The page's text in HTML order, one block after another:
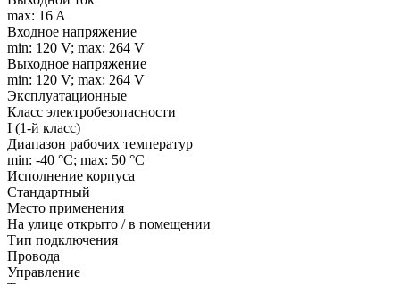
max: 16 A
Входное напряжение
min: 120 V; max: 264 V
Выходное напряжение
min: 120 V; max: 264 V
Эксплуатационные
Класс электробезопасности
I (1-й класс)
Диапазон рабочих температур
min: -40 °C; max: 50 °C
Исполнение корпуса
Стандартный
Место применения
На улице открыто / в помещении
Тип подключения
Провода
Управление